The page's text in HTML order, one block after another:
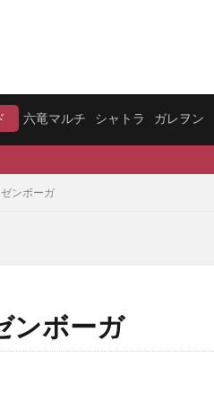
六竜マルチ シャトラ ガレヲン
ンボーガ
ンボーガ